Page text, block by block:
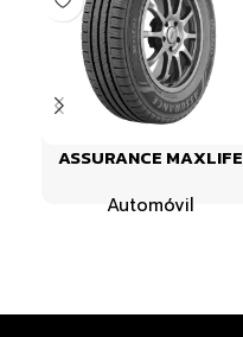
ASSURANCE MAXLIFE
Automóvil